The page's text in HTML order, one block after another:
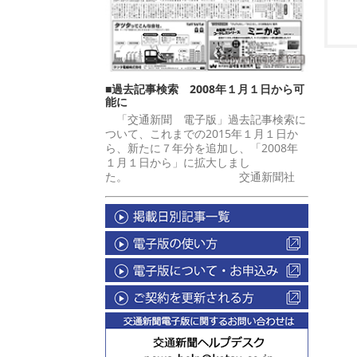
■過去記事検索 2008年１月１日から可
能に
「交通新聞 電子版」過去記事検索に
ついて、これまでの2015年１月１日か
ら、新たに７年分を追加し、「2008年
１月１日から」に拡大しまし
た。 交通新聞社